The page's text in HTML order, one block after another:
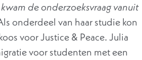
de onderzoeksvraag vanuit
onderdeel van haar studie kon
voor Justice & Peace. Julia
voor studenten met een